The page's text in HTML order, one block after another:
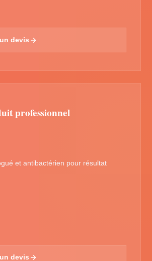
devis
professionnel
et antibactérien pour résultat
devis